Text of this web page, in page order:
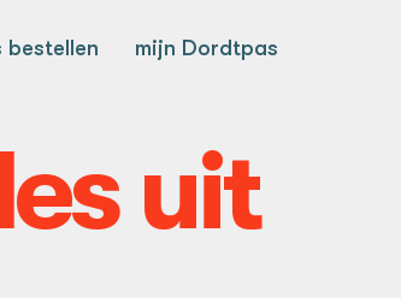
bestellen mijn Dordtpas
uit